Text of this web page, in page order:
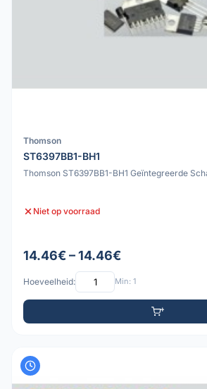
Thomson
ST6397BB1-BH1
Thomson ST6397BB1-BH1 Geïntegreerde
Niet op voorraad
14.46€ – 14.46€
Hoeveelheid: Min: 1